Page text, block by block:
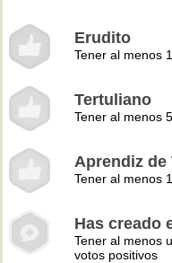
Erudito
Tener al menos
Tertuliano
Tener al menos
Aprendiz de
Tener al menos
Has creado
Tener al menos
votos positivos